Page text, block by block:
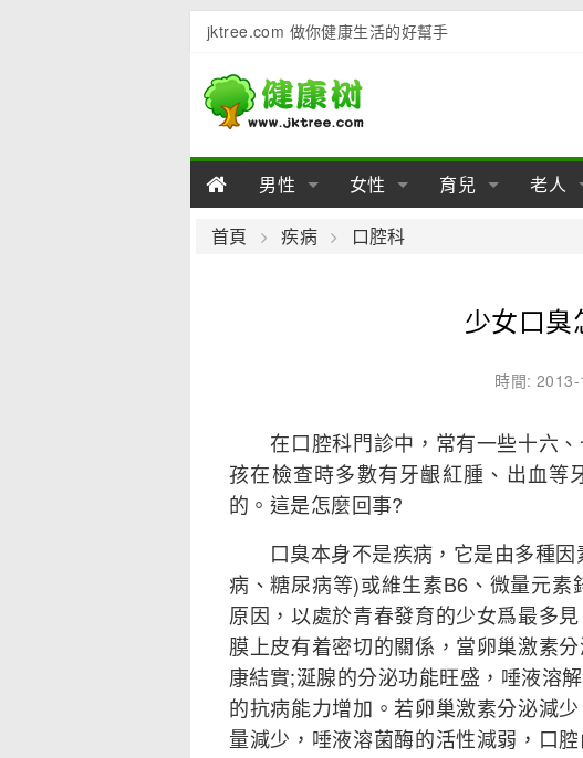
jktree.com 做你健康生活的好幫手
男性
男性陽痿
男性早泄
男性疾病
女性
女性乳房
女性生理 女
育兒
幼兒期
學
老人
老人
首頁 疾病 口腔科
少女口臭
時間:
在口腔科門診中，常有一些十六、
孩在檢查時多數有牙齦紅腫、出血等
的。這是怎麼回事?
口臭本身不是疾病，它是由多種因
病、糖尿病等)或維生素B6、微量元
原因，以處於青春發育的少女爲最多
膜上皮有着密切的關係，當卵巢激素
康結實;涎腺的分泌功能旺盛，唾液溶
的抗病能力增加。若卵巢激素分泌減
量減少，唾液溶菌酶的活性減弱，口